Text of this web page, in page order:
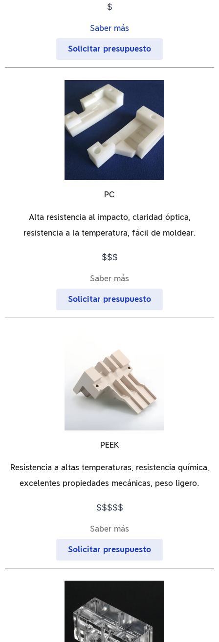
$
Saber más
Solicitar presupuesto
PC
Alta resistencia al impacto, claridad óptica,
resistencia a la temperatura, fácil de moldear.
$$$
Saber más
Solicitar presupuesto
PEEK
Resistencia a altas temperaturas, resistencia química,
excelentes propiedades mecánicas, peso ligero.
$$$$$
Saber más
Solicitar presupuesto